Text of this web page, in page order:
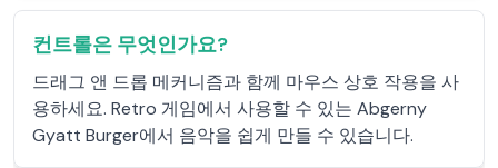
컨트롤은 무엇인가요?
드래그 앤 드롭 메커니즘과 함께 마우스 상호 작용을 사
용하세요. Retro 게임에서 사용할 수 있는 Abgerny
Gyatt Burger에서 음악을 쉽게 만들 수 있습니다.